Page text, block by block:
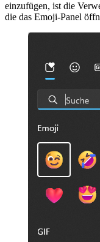
einzufügen, ist die
die das Emoji-Panel